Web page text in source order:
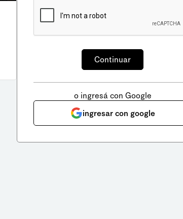
o ingresá con Google
ingresar con google